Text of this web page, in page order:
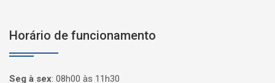
Horário de funcionamento
Seg à sex: 08h00 às 11h30